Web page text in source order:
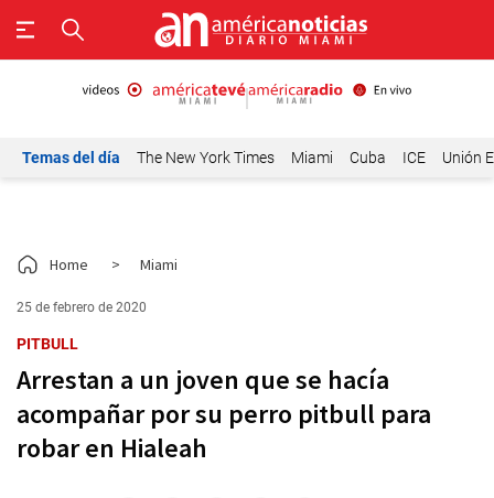
Temas del día The New York Times Miami Cuba ICE Unión
Home > Miami
25 de febrero de 2020
PITBULL
Arrestan a un joven que se hacía
acompañar por su perro pitbull para
robar en Hialeah